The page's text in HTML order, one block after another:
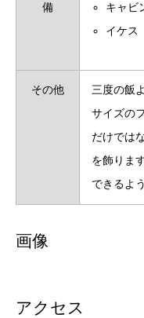
備
キャビ
イケス
その他
三度の飯
サイズの
だけでは
を飾りま
できるよ
画像
アクセス